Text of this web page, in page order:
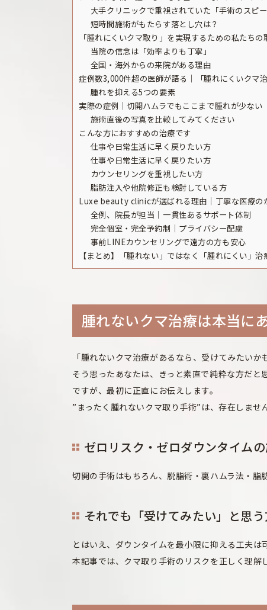
大手クリニックで重視されていた「手術のスピー
短時間施術がもたらす落とし穴は？
「腫れにくいクマ取り」を実現するための私たちの
当院の信念は「効率よりも丁寧」
全国・海外からの来院がある理由
症例数3,000件超の医師が語る｜「腫れにくいクマ
腫れを抑える5つの要素
実際の症例｜切開ハムラでもここまで腫れが少ない
施術直後の写真を比較してみてください
こんな方におすすめの治療です
仕事や日常生活に早く戻りたい方
仕事や日常生活に早く戻りたい方
カウンセリングを重視したい方
脂肪注入や他院修正も検討している方
Luxe beauty clinicが選ばれる理由｜丁寧な医療の
全例、院長が担当｜一貫性あるサポート体制
完全個室・完全予約制｜プライバシー配慮
事前LINEカウンセリングで遠方の方も安心
【まとめ】「腫れない」ではなく「腫れにくい」
腫れないクマ治療は本当に
「腫れないクマ治療があるなら、受けてみたいか
そう思ったあなたは、きっと素直で純粋な方だと
ですが、最初に正直にお伝えします。
”まったく腫れないクマ取り手術”は、存在しません
ゼロリスク・ゼロダウンタイム
切開の手術はもちろん、脱脂術・裏ハムラ法・脂
それでも「受けてみたい」と思
とはいえ、ダウンタイムを最小限に抑える工夫は
本記事では、クマ取り手術のリスクを正しく理解